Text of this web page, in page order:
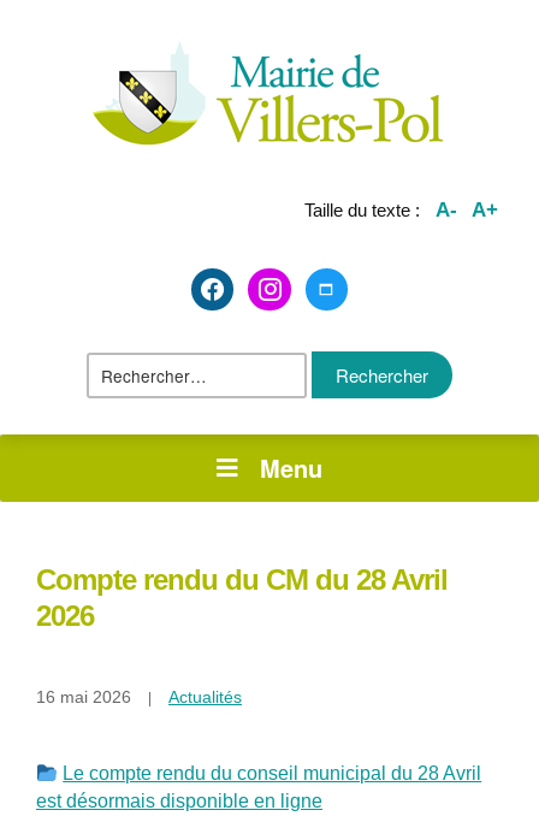
Taille du texte : A- A+
facebook2instagrammaximize
Rechercher :
Menu
Compte rendu du CM du 28 Avril
2026
16 mai 2026 Actualités
Le compte rendu du conseil municipal du 28 Avril
est désormais disponible en ligne